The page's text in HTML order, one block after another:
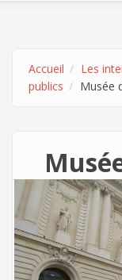
Accueil Les
publics
Musée